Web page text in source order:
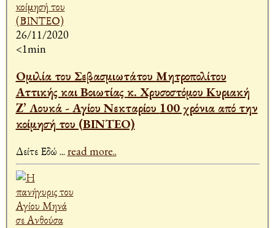
26/11/2020
<1min
Ομιλία του Σεβασμιωτάτου Μητροπολίτου
Αττικής και Βοιωτίας κ. Χρυσοστόμου Κυριακή
Z’ Λουκά - Αγίου Νεκταρίου 100 χρόνια από την
κοίμησή του (ΒΙΝΤΕΟ)
Δείτε Εδώ ... read more..